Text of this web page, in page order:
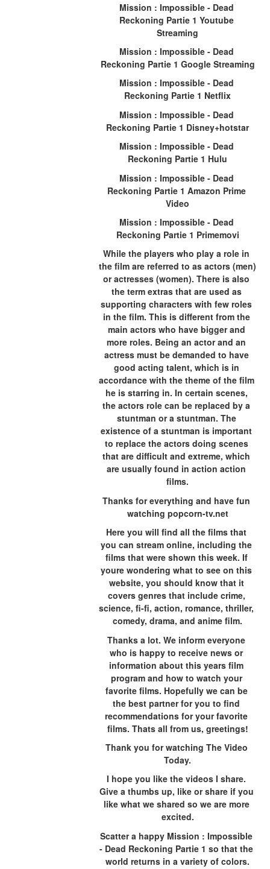
Mission : Impossible - Dead
Reckoning Partie 1 Youtube
Streaming
Mission : Impossible - Dead
Reckoning Partie 1 Google Streaming
Mission : Impossible - Dead
Reckoning Partie 1 Netflix
Mission : Impossible - Dead
Reckoning Partie 1 Disney+hotstar
Mission : Impossible - Dead
Reckoning Partie 1 Hulu
Mission : Impossible - Dead
Reckoning Partie 1 Amazon Prime
Video
Mission : Impossible - Dead
Reckoning Partie 1 Primemovi
While the players who play a role in
the film are referred to as actors (men)
or actresses (women). There is also
the term extras that are used as
supporting characters with few roles
in the film. This is different from the
main actors who have bigger and
more roles. Being an actor and an
actress must be demanded to have
good acting talent, which is in
accordance with the theme of the film
he is starring in. In certain scenes,
the actors role can be replaced by a
stuntman or a stuntman. The
existence of a stuntman is important
to replace the actors doing scenes
that are difficult and extreme, which
are usually found in action action
films.
Thanks for everything and have fun
watching popcorn-tv.net
Here you will find all the films that
you can stream online, including the
films that were shown this week. If
youre wondering what to see on this
website, you should know that it
covers genres that include crime,
science, fi-fi, action, romance, thriller,
comedy, drama, and anime film.
Thanks a lot. We inform everyone
who is happy to receive news or
information about this years film
program and how to watch your
favorite films. Hopefully we can be
the best partner for you to find
recommendations for your favorite
films. Thats all from us, greetings!
Thank you for watching The Video
Today.
I hope you like the videos I share.
Give a thumbs up, like or share if you
like what we shared so we are more
excited.
Scatter a happy Mission : Impossible
- Dead Reckoning Partie 1 so that the
world returns in a variety of colors.